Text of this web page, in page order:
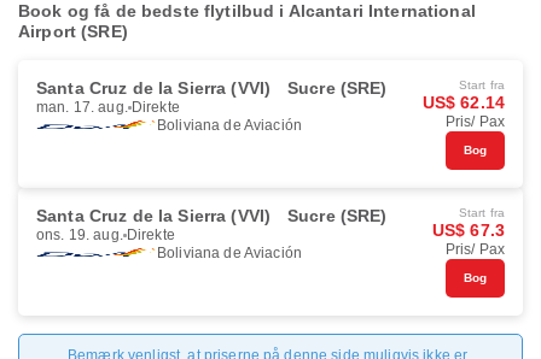
Book og få de bedste flytilbud i Alcantari International
Airport (SRE)
Santa Cruz de la Sierra (VVI) Sucre (SRE)
man. 17. aug. Direkte
Boliviana de Aviación
Start fra
US$ 62.14
Pris/ Pax
Bog
Santa Cruz de la Sierra (VVI) Sucre (SRE)
ons. 19. aug. Direkte
Boliviana de Aviación
Start fra
US$ 67.3
Pris/ Pax
Bog
Bemærk venligst, at priserne på denne side muligvis ikke er